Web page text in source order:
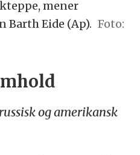
mener
Barth Eide (Ap).
og amerikansk